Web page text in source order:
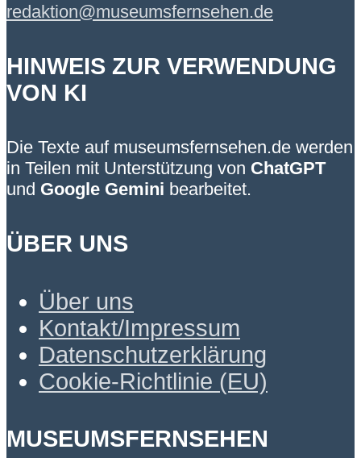
redaktion@museumsfernsehen.de
HINWEIS ZUR VERWENDUNG
VON KI
Die Texte auf museumsfernsehen.de werden
in Teilen mit Unterstützung von ChatGPT
und Google Gemini bearbeitet.
ÜBER UNS
Über uns
Kontakt/Impressum
Datenschutzerklärung
Cookie-Richtlinie (EU)
MUSEUMSFERNSEHEN